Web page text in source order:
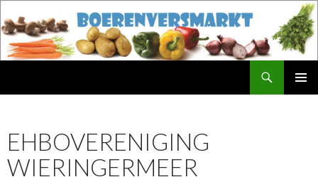
SPRINGEN
EHBOVERENIGING
WIERINGERMEER